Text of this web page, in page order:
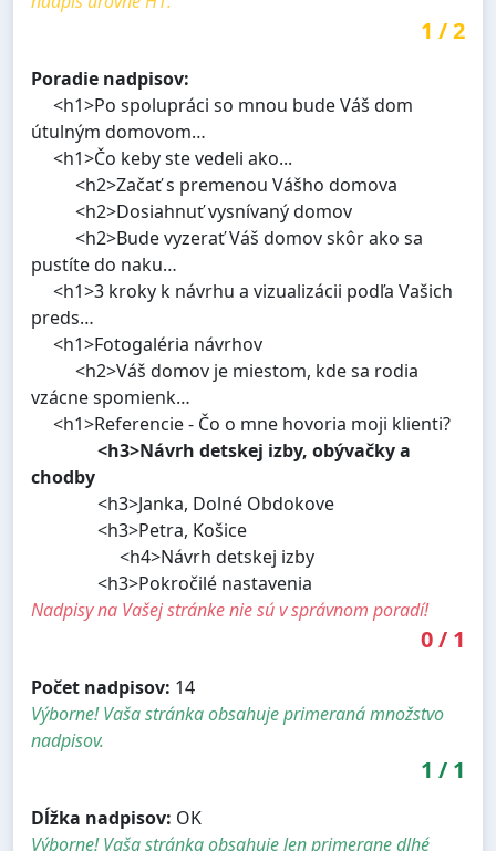
1 /2
Poradie nadpisov:
<h1>Po spolupráci so mnou bude Váš dom
útulným domovom…
<h1>Čo keby ste vedeli ako...
<h2>Začať s premenou Vášho domova
<h2>Dosiahnuť vysnívaný domov
<h2>Bude vyzerať Váš domov skôr ako sa
pustíte do naku…
<h1>3 kroky k návrhu a vizualizácii podľa Vašich
preds…
<h1>Fotogaléria návrhov
<h2>Váš domov je miestom, kde sa rodia
vzácne spomienk…
<h1>Referencie - Čo o mne hovoria moji klienti?
<h3>Návrh detskej izby, obývačky a
chodby
<h3>Janka, Dolné Obdokove
<h3>Petra, Košice
<h4>Návrh detskej izby
<h3>Pokročilé nastavenia
Nadpisy na Vašej stránke nie sú v správnom poradí!
0/ 1
Počet nadpisov: 14
Výborne! Vaša stránka obsahuje primeraná množstvo
nadpisov.
1 / 1
Dĺžka nadpisov: OK
Výborne! Vaša stránka obsahuje len primerane dlhé